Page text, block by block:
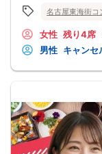
（１：１でのトークはご
★プロフィールカードに
なんてことは絶対ありま
プロフィールカードを活
★完全着席型・連絡先交
換ができなかった」なん
（連絡先交換は席替え時
【お客様へのお願い】
1. ２名様以上でのご参加
2. 服装の指定はございま
れています。
名古屋東海街コ
女性 残り4席
男性 キャンセ